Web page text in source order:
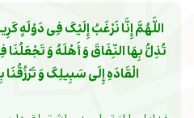
الْقَادَهِ إِلَى سَبِیلِکَ وَ تَرْزُقُنَا